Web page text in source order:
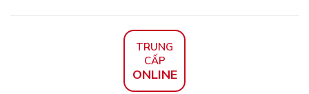
TRUNG
CẤP
ONLINE